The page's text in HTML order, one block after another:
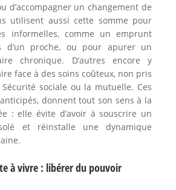
d’accompagner un changement de
utilisent aussi cette somme pour
informelles, comme un emprunt
d’un proche, ou pour apurer un
chronique. D’autres encore y
face à des soins coûteux, non pris
sociale ou la mutuelle. Ces
anticipés, donnent tout son sens à la
: elle évite d’avoir à souscrire un
et réinstalle une dynamique
à vivre : libérer du pouvoir